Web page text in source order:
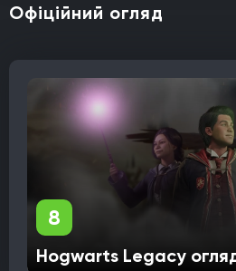
Офіційний огляд
8
Hogwarts Legacy